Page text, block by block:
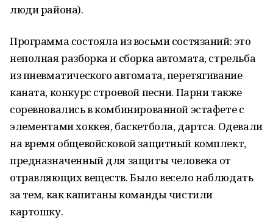
люди района).
Программа состояла из восьми состязаний: это
неполная разборка и сборка автомата, стрельба
из пневматического автомата, перетягивание
каната, конкурс строевой песни. Парни также
соревновались в комбинированной эстафете с
элементами хоккея, баскетбола, дартса. Одевали
на время общевойсковой защитный комплект,
предназначенный для защиты человека от
отравляющих веществ. Было весело наблюдать
за тем, как капитаны команды чистили
картошку.